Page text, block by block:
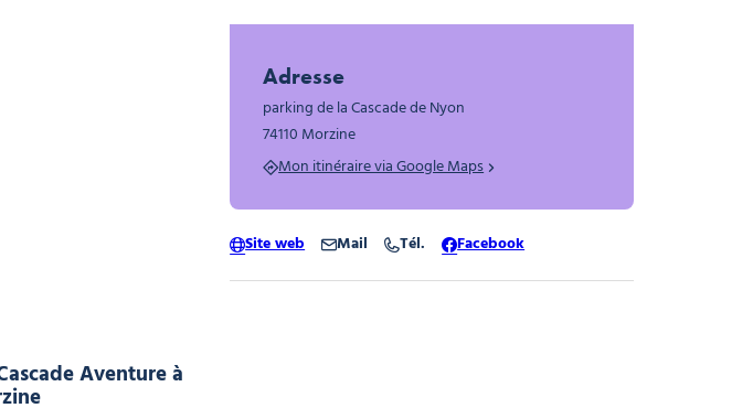
Canyoning avec Cascade Aventure à Morzine
Adresse
parking de la Cascade de Nyon
74110 Morzine
Mon itinéraire via Google Maps
Site web Mail Tél. Facebook